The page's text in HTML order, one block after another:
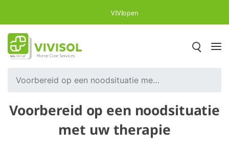
Overslaan en naar hoofdinhoud gaan
VIVIopen
Voorbereid op een noodsituatie met uw therapie
Voorbereid op een noodsituatie
met uw therapie